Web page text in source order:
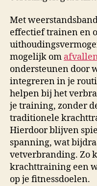
Met
effectief trainen en
mogelijk om
ondersteunen door
integreren in je
helpen bij het
je training, zonder
traditionele
Hierdoor blijven
spanning, wat
vetverbranding. Zo
krachttraining een
op je fitnessdoelen.